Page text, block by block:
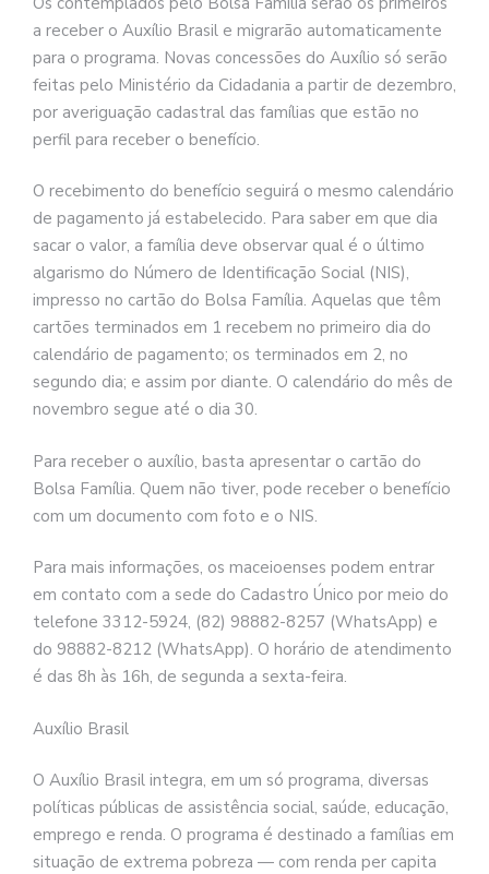
a receber o Auxílio Brasil e migrarão automaticamente
para o programa. Novas concessões do Auxílio só serão
feitas pelo Ministério da Cidadania a partir de dezembro,
por averiguação cadastral das famílias que estão no
perfil para receber o benefício.
O recebimento do benefício seguirá o mesmo calendário
de pagamento já estabelecido. Para saber em que dia
sacar o valor, a família deve observar qual é o último
algarismo do Número de Identificação Social (NIS),
impresso no cartão do Bolsa Família. Aquelas que têm
cartões terminados em 1 recebem no primeiro dia do
calendário de pagamento; os terminados em 2, no
segundo dia; e assim por diante. O calendário do mês de
novembro segue até o dia 30.
Para receber o auxílio, basta apresentar o cartão do
Bolsa Família. Quem não tiver, pode receber o benefício
com um documento com foto e o NIS.
Para mais informações, os maceioenses podem entrar
em contato com a sede do Cadastro Único por meio do
telefone 3312-5924, (82) 98882-8257 (WhatsApp) e
do 98882-8212 (WhatsApp). O horário de atendimento
é das 8h às 16h, de segunda a sexta-feira.
Auxílio Brasil
O Auxílio Brasil integra, em um só programa, diversas
políticas públicas de assistência social, saúde, educação,
emprego e renda. O programa é destinado a famílias em
situação de extrema pobreza — com renda per capita